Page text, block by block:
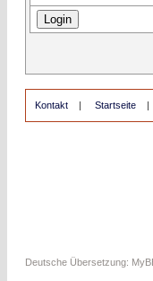
Kontakt | Startseite
Deutsche Übersetzung: